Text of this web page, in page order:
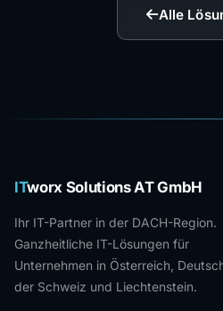
Alle
ITworx Solutions AT GmbH
Ihr IT-Partner in der DACH-Region.
Ganzheitliche IT-Lösungen für
Unternehmen in Österreich,
der Schweiz und Liechtenstein.